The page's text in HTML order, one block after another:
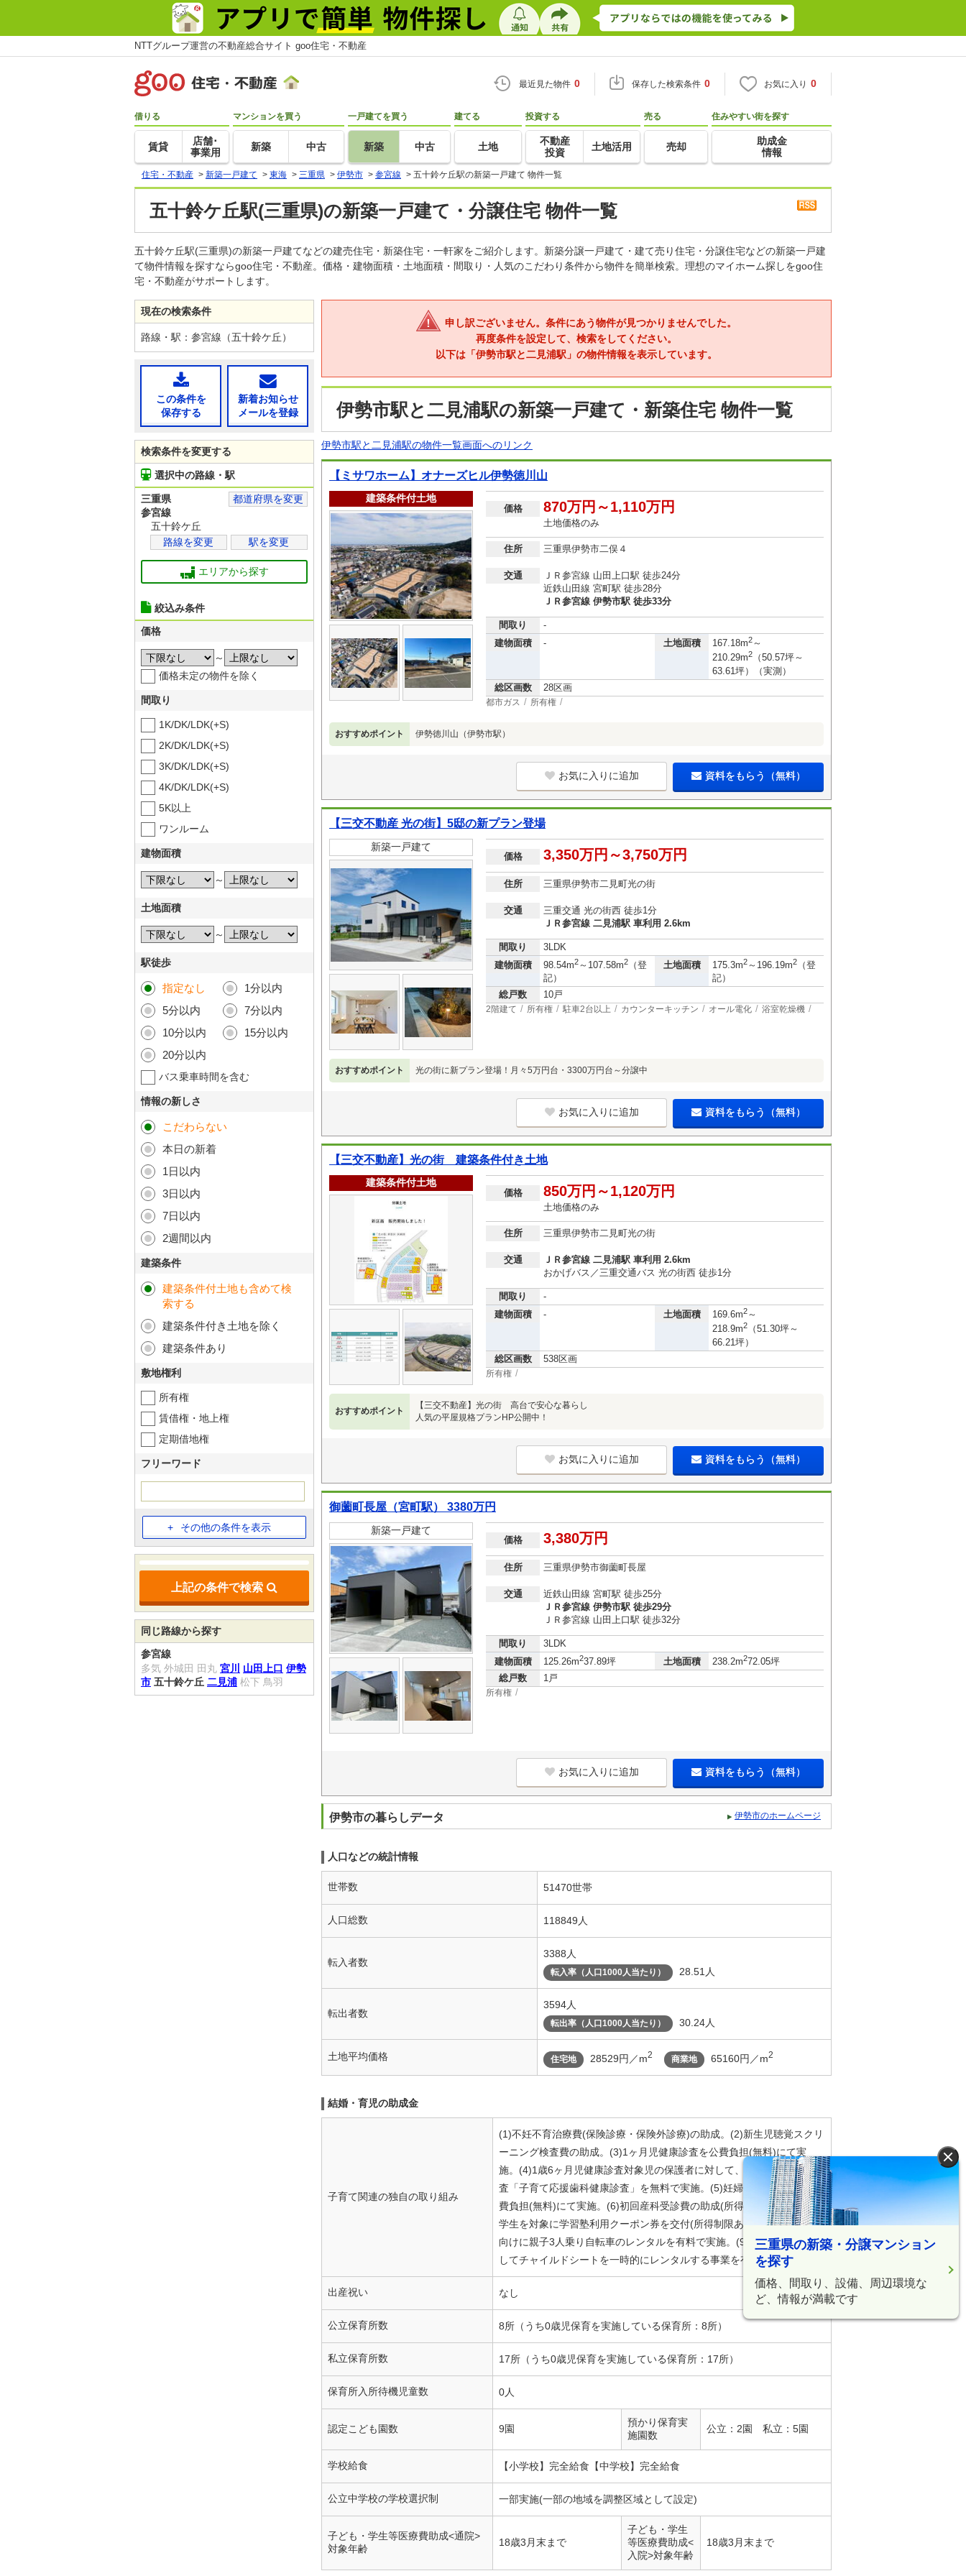
NTTグループ運営の不動産総合サイト goo住宅・不動産
最近見た物件 0 保存した検索条件 0 お気に入り 0
借りる
賃貸
店舗･
事業用
マンションを買う
新築 中古
一戸建てを買う
新築 中古
建てる
土地
投資する
不動産
投資
土地活用
売る
売却
住みやすい街を探す
助成金
情報
住宅・不動産 > 新築一戸建て > 東海 > 三重県 > 伊勢市 > 参宮線 > 五十鈴ケ丘駅の新築一戸建て 物件一覧
五十鈴ケ丘駅(三重県)の新築一戸建て・分譲住宅 物件一覧
五十鈴ケ丘駅(三重県)の新築一戸建てなどの建売住宅・新築住宅・一軒家をご紹介します。新築分譲一戸建て・建て売り住宅・分譲住宅などの新築一戸建
て物件情報を探すならgoo住宅・不動産。価格・建物面積・土地面積・間取り・人気のこだわり条件から物件を簡単検索。理想のマイホーム探しをgoo住
宅・不動産がサポートします。
申し訳ございません。条件にあう物件が見つかりませんでした。
再度条件を設定して、検索をしてください。
以下は「伊勢市駅と二見浦駅」の物件情報を表示しています。
伊勢市駅と二見浦駅の新築一戸建て・新築住宅 物件一覧
伊勢市駅と二見浦駅の物件一覧画面へのリンク
【ミサワホーム】オナーズヒル伊勢徳川山
建築条件付土地
価格 870万円～1,110万円
土地価格のみ
住所 三重県伊勢市二俣４
交通
ＪＲ参宮線 山田上口駅 徒歩24分
近鉄山田線 宮町駅 徒歩28分
ＪＲ参宮線 伊勢市駅 徒歩33分
間取り
-
建物面積
- 土地面積 167.18m2～
210.29m2
（50.57坪～
63.61坪）（実測）
総区画数
28区画
都市ガス 所有権
おすすめポイント 伊勢徳川山（伊勢市駅）
お気に入りに追加 資料をもらう（無料）
【三交不動産 光の街】5邸の新プラン登場
新築一戸建て
価格 3,350万円～3,750万円
住所 三重県伊勢市二見町光の街
交通
三重交通 光の街西 徒歩1分
ＪＲ参宮線 二見浦駅 車利用 2.6km
間取り
3LDK
建物面積
98.54m2～107.58m2
（登
記）
土地面積 175.3m2～196.19m2
（登
記）
総戸数
10戸
2階建て 所有権 駐車2台以上 カウンターキッチン オール電化 浴室乾燥機
おすすめポイント 光の街に新プラン登場！月々5万円台・3300万円台～分譲中
お気に入りに追加 資料をもらう（無料）
【三交不動産】光の街 建築条件付き土地
建築条件付土地
価格 850万円～1,120万円
土地価格のみ
住所 三重県伊勢市二見町光の街
交通
ＪＲ参宮線 二見浦駅 車利用 2.6km
おかげバス／三重交通バス 光の街西 徒歩1分
間取り
-
建物面積
- 土地面積 169.6m2～
218.9m2
（51.30坪～
66.21坪）
総区画数
538区画
所有権
おすすめポイント
【三交不動産】光の街 高台で安心な暮らし
人気の平屋規格プランHP公開中！
お気に入りに追加 資料をもらう（無料）
御薗町長屋（宮町駅） 3380万円
新築一戸建て
価格 3,380万円
住所 三重県伊勢市御薗町長屋
交通
近鉄山田線 宮町駅 徒歩25分
ＪＲ参宮線 伊勢市駅 徒歩29分
ＪＲ参宮線 山田上口駅 徒歩32分
間取り
3LDK
建物面積
125.26m237.89坪 土地面積 238.2m272.05坪
総戸数
1戸
所有権
お気に入りに追加 資料をもらう（無料）
×
三重県の新築・分譲マンション
を探す
価格、間取り、設備、周辺環境な
ど、情報が満載です
伊勢市の暮らしデータ 伊勢市のホームページ
人口などの統計情報
世帯数 51470世帯
人口総数 118849人
転入者数
3388人
転入率（人口1000人当たり） 28.51人
転出者数
3594人
転出率（人口1000人当たり） 30.24人
土地平均価格 住宅地 28529円／m2 商業地 65160円／m2
結婚・育児の助成金
子育て関連の独自の取り組み
(1)不妊不育治療費(保険診療・保険外診療)の助成。(2)新生児聴覚スクリ
ーニング検査費の助成。(3)1ヶ月児健康診査を公費負担(無料)にて実
施。(4)1歳6ヶ月児健康診査対象児の保護者に対して、個別の歯科健康診
査「子育て応援歯科健康診査」を無料で実施。(5)妊婦歯科健康診査を公
費負担(無料)にて実施。(6)初回産科受診費の助成(所得制限あり)。(7)中
学生を対象に学習塾利用クーポン券を交付(所得制限あり)。(8)多子世帯
向けに親子3人乗り自転車のレンタルを有料で実施。(9)祖父母などに対
してチャイルドシートを一時的にレンタルする事業を有料で実施。
出産祝い なし
公立保育所数 8所（うち0歳児保育を実施している保育所：8所）
私立保育所数 17所（うち0歳児保育を実施している保育所：17所）
保育所入所待機児童数 0人
認定こども園数 9園
預かり保育実
施園数
公立：2園 私立：5園
学校給食 【小学校】完全給食【中学校】完全給食
公立中学校の学校選択制 一部実施(一部の地域を調整区域として設定)
子ども・学生等医療費助成<通院>
対象年齢
18歳3月末まで
子ども・学生
等医療費助成<
入院>対象年齢
18歳3月末まで
現在の検索条件
路線・駅：参宮線（五十鈴ケ丘）
この条件を
保存する
新着お知らせ
メールを登録
検索条件を変更する
選択中の路線・駅
三重県
都道府県を変更
参宮線
五十鈴ケ丘
路線を変更
駅を変更
エリアから探す
絞込み条件
価格
～
価格未定の物件を除く
間取り
1K/DK/LDK(+S)
2K/DK/LDK(+S)
3K/DK/LDK(+S)
4K/DK/LDK(+S)
5K以上
ワンルーム
建物面積
～
土地面積
～
駅徒歩
指定なし
1分以内
5分以内
7分以内
10分以内
15分以内
20分以内
バス乗車時間を含む
情報の新しさ
こだわらない
本日の新着
1日以内
3日以内
7日以内
2週間以内
建築条件
建築条件付土地も含めて検
索する
建築条件付き土地を除く
建築条件あり
敷地権利
所有権
賃借権・地上権
定期借地権
フリーワード
その他の条件を表示
上記の条件で検索
同じ路線から探す
参宮線
多気 外城田 田丸 宮川 山田上口 伊勢
市 五十鈴ケ丘 二見浦 松下 鳥羽